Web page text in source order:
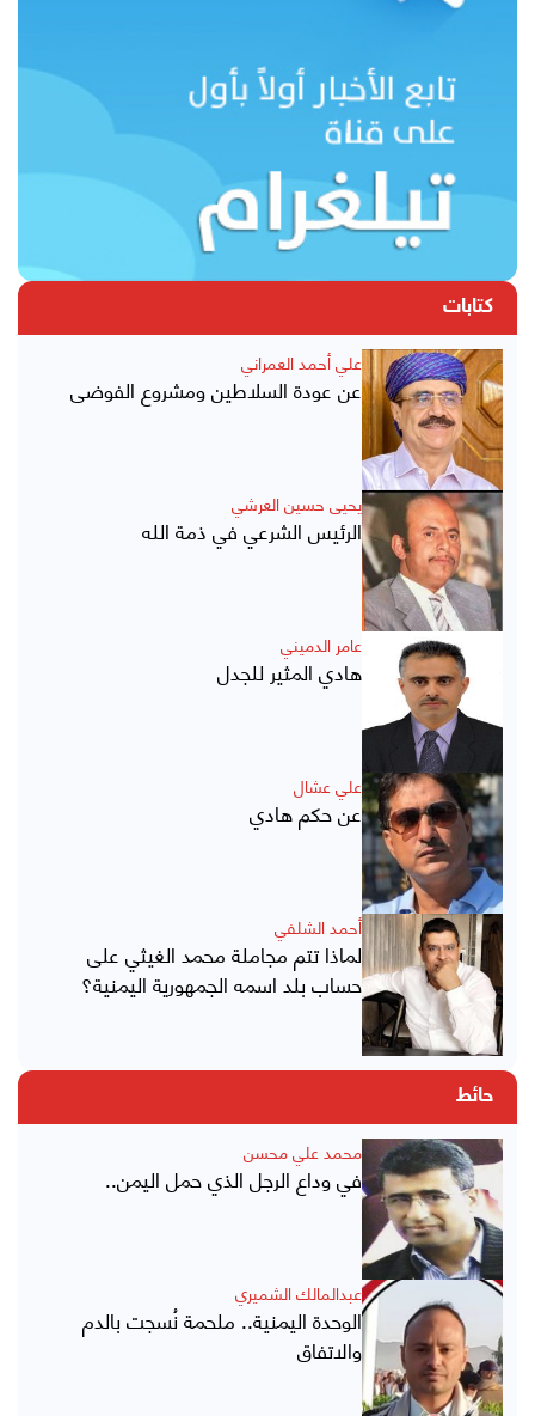
كتابات
علي أحمد العمراني
عن عودة السلاطين ومشروع الفوضى
يحيى حسين العرشي
الرئيس الشرعي في ذمة الله
عامر الدميني
هادي المثير للجدل
علي عشال
عن حكم هادي
أحمد الشلفي
لماذا تتم مجاملة محمد الغيثي على
حساب بلد اسمه الجمهورية اليمنية؟
حائط
محمد علي محسن
في وداع الرجل الذي حمل اليمن..
عبدالمالك الشميري
الوحدة اليمنية.. ملحمة نُسجت بالدم
والاتفاق